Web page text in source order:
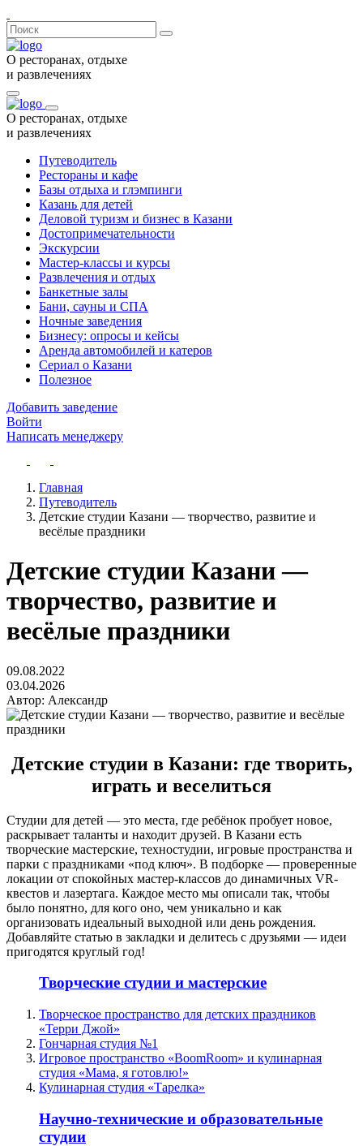
О ресторанах, отдыхе
и развлечениях
О ресторанах, отдыхе
и развлечениях
Путеводитель
Рестораны и кафе
Базы отдыха и глэмпинги
Казань для детей
Деловой туризм и бизнес в Казани
Достопримечательности
Экскурсии
Мастер-классы и курсы
Развлечения и отдых
Банкетные залы
Бани, сауны и СПА
Ночные заведения
Бизнесу: опросы и кейсы
Аренда автомобилей и катеров
Сериал о Казани
Полезное
Добавить заведение
Войти
Написать менеджеру
Главная
Путеводитель
Детские студии Казани — творчество, развитие и
весёлые праздники
Детские студии Казани —
творчество, развитие и
весёлые праздники
09.08.2022
03.04.2026
Автор: Александр
Детские студии в Казани: где творить,
играть и веселиться
Студии для детей — это места, где ребёнок пробует новое,
раскрывает таланты и находит друзей. В Казани есть
творческие мастерские, техностудии, игровые пространства и
парки с праздниками «под ключ». В подборке — проверенные
локации от спокойных мастер-классов до динамичных VR-
квестов и лазертага. Каждое место мы описали так, чтобы
было понятно, для кого оно, чем уникально и как
организовать идеальный выходной или день рождения.
Добавляйте статью в закладки и делитесь с друзьями — идеи
пригодятся круглый год!
Творческие студии и мастерские
Творческое пространство для детских праздников
«Терри Джой»
Гончарная студия №1
Игровое пространство «BoomRoom» и кулинарная
студия «Мама, я готовлю!»
Кулинарная студия «Тарелка»
Научно-технические и образовательные
студии